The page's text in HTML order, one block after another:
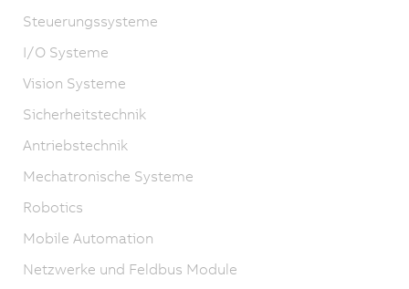
Steuerungssysteme
I/O Systeme
Vision Systeme
Sicherheitstechnik
Antriebstechnik
Mechatronische Systeme
Robotics
Mobile Automation
Netzwerke und Feldbus Module